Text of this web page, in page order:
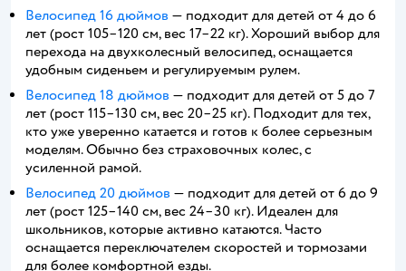
Велосипед 16 дюймов — подходит для детей от 4 до 6
лет (рост 105–120 см, вес 17–22 кг). Хороший выбор для
перехода на двухколесный велосипед, оснащается
удобным сиденьем и регулируемым рулем.
Велосипед 18 дюймов — подходит для детей от 5 до 7
лет (рост 115–130 см, вес 20–25 кг). Подходит для тех,
кто уже уверенно катается и готов к более серьезным
моделям. Обычно без страховочных колес, с
усиленной рамой.
Велосипед 20 дюймов — подходит для детей от 6 до 9
лет (рост 125–140 см, вес 24–30 кг). Идеален для
школьников, которые активно катаются. Часто
оснащается переключателем скоростей и тормозами
для более комфортной езды.